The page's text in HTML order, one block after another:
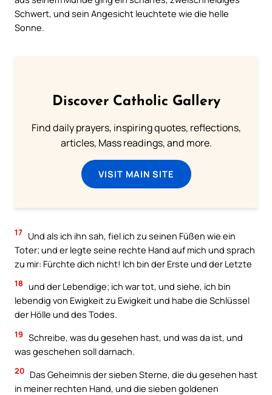
Schwert, und sein Angesicht leuchtete wie die helle
Sonne.
Discover Catholic Gallery
Find daily prayers, inspiring quotes, reflections,
articles, Mass readings, and more.
VISIT MAIN SITE
17 Und als ich ihn sah, fiel ich zu seinen Füßen wie ein
Toter; und er legte seine rechte Hand auf mich und sprach
zu mir: Fürchte dich nicht! Ich bin der Erste und der Letzte
18 und der Lebendige; ich war tot, und siehe, ich bin
lebendig von Ewigkeit zu Ewigkeit und habe die Schlüssel
der Hölle und des Todes.
19 Schreibe, was du gesehen hast, und was da ist, und
was geschehen soll darnach.
20 Das Geheimnis der sieben Sterne, die du gesehen hast
in meiner rechten Hand, und die sieben goldenen